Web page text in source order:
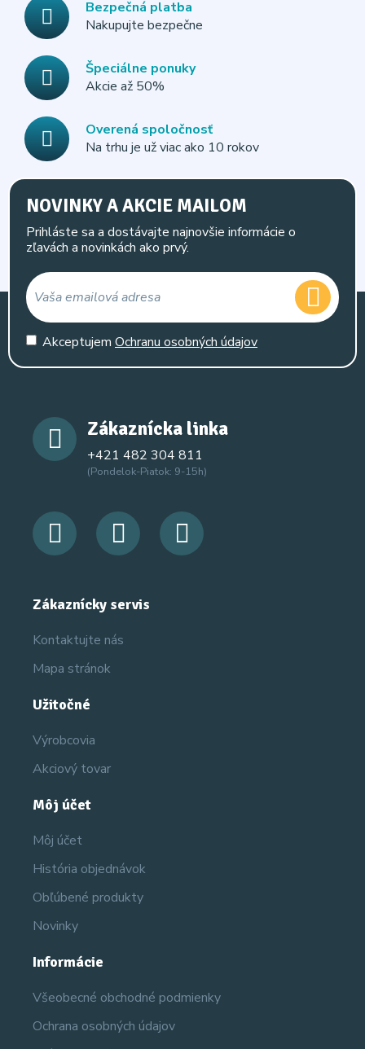
Bezpečná platba
Nakupujte bezpečne
Špeciálne ponuky
Akcie až 50%
Overená spoločnosť
Na trhu je už viac ako 10 rokov
NOVINKY A AKCIE MAILOM
Prihláste sa a dostávajte najnovšie informácie o
zľavách a novinkách ako prvý.
Akceptujem Ochranu osobných údajov
Zákaznícka linka
+421 482 304 811
(Pondelok-Piatok: 9-15h)
Zákaznícky servis
Kontaktujte nás
Mapa stránok
Užitočné
Výrobcovia
Akciový tovar
Môj účet
Môj účet
História objednávok
Obľúbené produkty
Novinky
Informácie
Všeobecné obchodné podmienky
Ochrana osobných údajov